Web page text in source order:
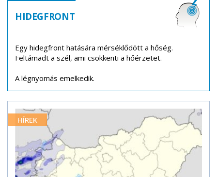
HIDEGFRONT
Egy hidegfront hatására mérséklődött a hőség.
Feltámadt a szél, ami csökkenti a hőérzetet.
A légnyomás emelkedik.
HÍREK